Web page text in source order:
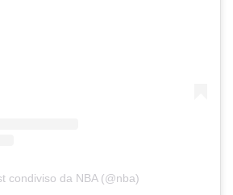
condiviso da NBA (@nba)